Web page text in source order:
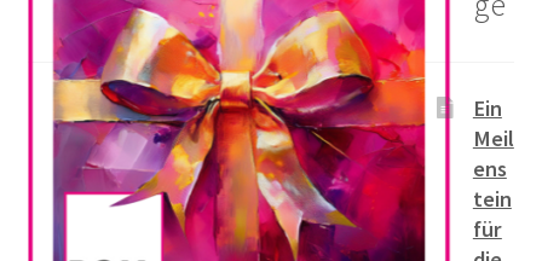
Ein
Meil
ens
tein
für